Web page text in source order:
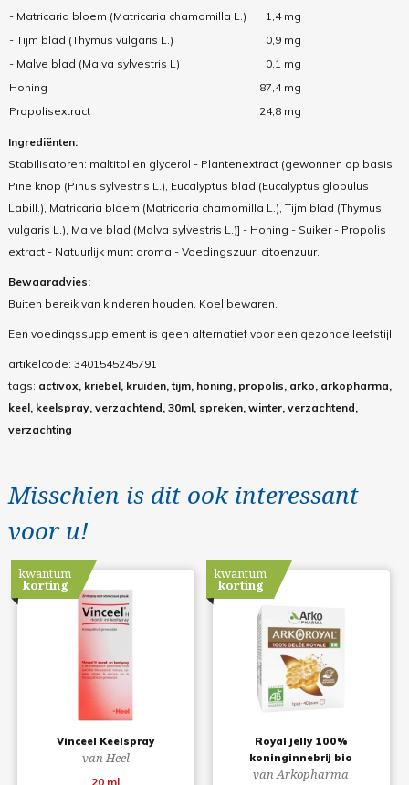
- Matricaria bloem (Matricaria chamomilla L.)
1,4 mg
- Tijm blad (Thymus vulgaris L.)
0,9 mg
- Malve blad (Malva sylvestris L)
0,1 mg
Honing
87,4 mg
Propolisextract
24,8 mg
Ingrediënten:
Stabilisatoren: maltitol en glycerol - Plantenextract (gewonnen op basis
Pine knop (Pinus sylvestris L.), Eucalyptus blad (Eucalyptus globulus
Labill.), Matricaria bloem (Matricaria chamomilla L.), Tijm blad (Thymus
vulgaris L.), Malve blad (Malva sylvestris L.)] - Honing - Suiker - Propolis
extract - Natuurlijk munt aroma - Voedingszuur: citoenzuur.
Bewaaradvies:
Buiten bereik van kinderen houden. Koel bewaren.
Een voedingssupplement is geen alternatief voor een gezonde leefstijl.
artikelcode: 3401545245791
tags: activox, kriebel, kruiden, tijm, honing, propolis, arko, arkopharma,
keel, keelspray, verzachtend, 30ml, spreken, winter, verzachtend,
verzachting
Misschien is dit ook interessant
voor u!
Vinceel Keelspray
van Heel
20 ml
kwantum
korting
Royal jelly 100%
koninginnebrij bio
van Arkopharma
kwantum
korting